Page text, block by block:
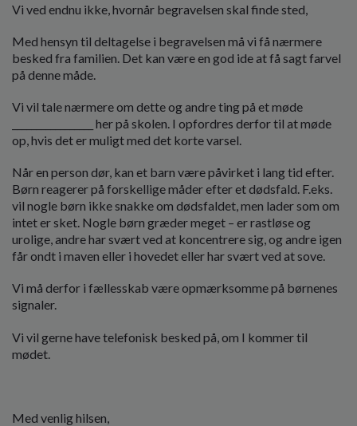
Vi ved endnu ikke, hvornår begravelsen skal finde sted,
Med hensyn til deltagelse i begravelsen må vi få nærmere
besked fra familien. Det kan være en god ide at få sagt farvel
på denne måde.
Vi vil tale nærmere om dette og andre ting på et møde
_________________ her på skolen. I opfordres derfor til at møde
op, hvis det er muligt med det korte varsel.
Når en person dør, kan et barn være påvirket i lang tid efter.
Børn reagerer på forskellige måder efter et dødsfald. F.eks.
vil nogle børn ikke snakke om dødsfaldet, men lader som om
intet er sket. Nogle børn græder meget – er rastløse og
urolige, andre har svært ved at koncentrere sig, og andre igen
får ondt i maven eller i hovedet eller har svært ved at sove.
Vi må derfor i fællesskab være opmærksomme på børnenes
signaler.
Vi vil gerne have telefonisk besked på, om I kommer til
mødet.
Med venlig hilsen,